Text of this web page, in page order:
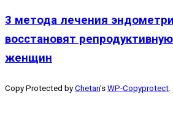
3 метода лечения
восстановят
женщин
Copy Protected by Chetan's WP-Copyprotect